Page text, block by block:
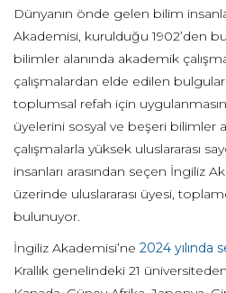
Dünyanın önde gelen bilim
Akademisi, kurulduğu 1902’den
bilimler alanında akademik
çalışmalardan elde edilen
toplumsal refah için
üyelerini sosyal ve beşeri bilimler
çalışmalarla yüksek uluslararası
insanları arasından seçen İngiliz
üzerinde uluslararası üyesi,
bulunuyor.
İngiliz Akademisi’ne 2024 yılında
Krallık genelindeki 21